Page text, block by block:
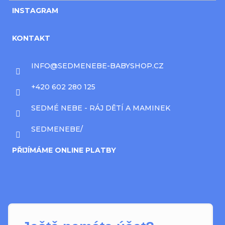
INSTAGRAM
KONTAKT
INFO@SEDMENEBE-BABYSHOP.CZ
+420 602 280 125
SEDMÉ NEBE - RÁJ DĚTÍ A MAMINEK
SEDMENEBE/
PŘIJÍMÁME ONLINE PLATBY